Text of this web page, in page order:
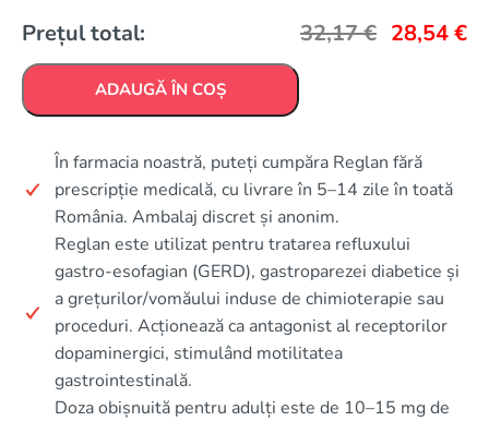
Prețul total: 32,17€ 28,54€
ADAUGĂ ÎN COȘ
În farmacia noastră, puteți cumpăra Reglan fără
prescripție medicală, cu livrare în 5–14 zile în toată
România. Ambalaj discret și anonim.
Reglan este utilizat pentru tratarea refluxului
gastro-esofagian (GERD), gastroparezei diabetice și
a grețurilor/vomăului induse de chimioterapie sau
proceduri. Acționează ca antagonist al receptorilor
dopaminergici, stimulând motilitatea
gastrointestinală.
Doza obișnuită pentru adulți este de 10–15 mg de